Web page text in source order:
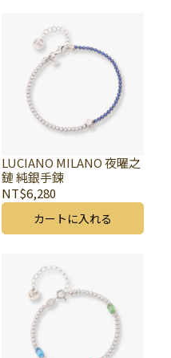
LUCIANO MILANO 夜曜之
鏈 純銀手鍊
NT$6,280
カートに入れる